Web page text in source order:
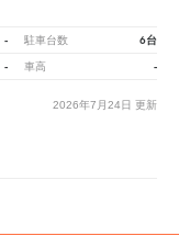
- 駐車台数 6台
- 車高 -
2026年7月24日 更新